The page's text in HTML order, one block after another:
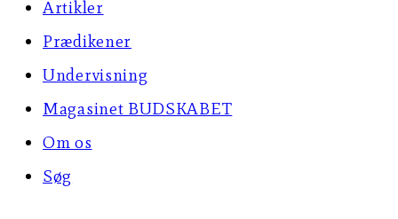
Artikler
Prædikener
Undervisning
Magasinet BUDSKABET
Om os
Søg